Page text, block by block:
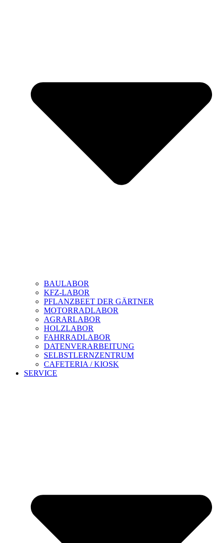
BAULABOR
KFZ-LABOR
PFLANZBEET DER GÄRTNER
MOTORRADLABOR
AGRARLABOR
HOLZLABOR
FAHRRADLABOR
DATENVERARBEITUNG
SELBSTLERNZENTRUM
CAFETERIA / KIOSK
SERVICE